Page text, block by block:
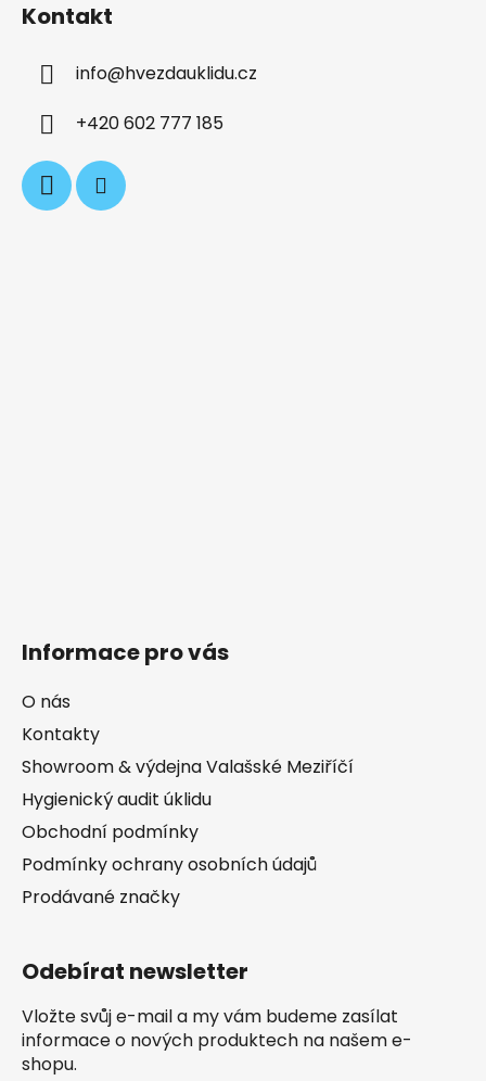
Kontakt
info@hvezdauklidu.cz
+420 602 777 185
Informace pro vás
O nás
Kontakty
Showroom & výdejna Valašské Meziříčí
Hygienický audit úklidu
Obchodní podmínky
Podmínky ochrany osobních údajů
Prodávané značky
Odebírat newsletter
Vložte svůj e-mail a my vám budeme zasílat
informace o nových produktech na našem e-
shopu.